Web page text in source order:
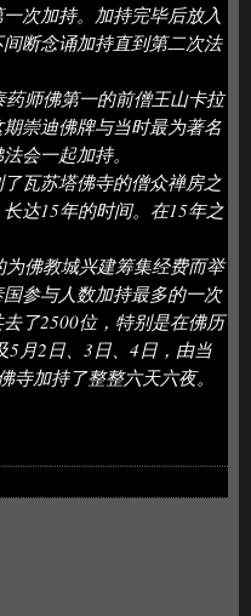
次加持。加持完毕后放入
断念诵加持直到第二次法
师佛第一的前僧王山卡拉
崇迪佛牌与当时最为著名
会一起加持。
瓦苏塔佛寺的僧众禅房之
达15年的时间。在15年之
佛教城兴建筹集经费而举
参与人数加持最多的一次
了2500位，特别是在佛历
5月2日、3日、4日，由当
加持了整整六天六夜。